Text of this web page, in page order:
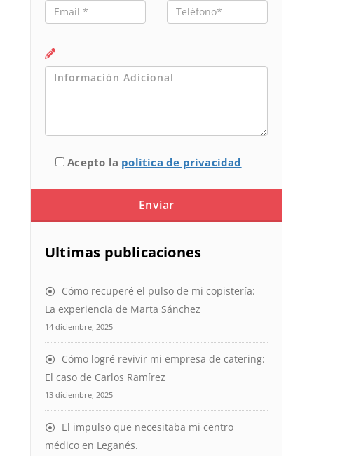
Acepto la política de privacidad
Ultimas publicaciones
Cómo recuperé el pulso de mi copistería:
La experiencia de Marta Sánchez
14 diciembre, 2025
Cómo logré revivir mi empresa de catering:
El caso de Carlos Ramírez
13 diciembre, 2025
El impulso que necesitaba mi centro
médico en Leganés.